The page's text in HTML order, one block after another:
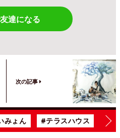
達になる
次の記事
みょん #テラスハウス #漫